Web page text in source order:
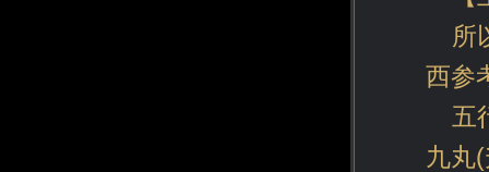
所
西参
五
九丸